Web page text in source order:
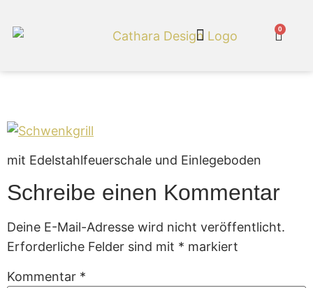
0
mit Edelstahlfeuerschale und Einlegeboden
Schreibe einen Kommentar
Deine E-Mail-Adresse wird nicht veröffentlicht.
Erforderliche Felder sind mit * markiert
Kommentar *